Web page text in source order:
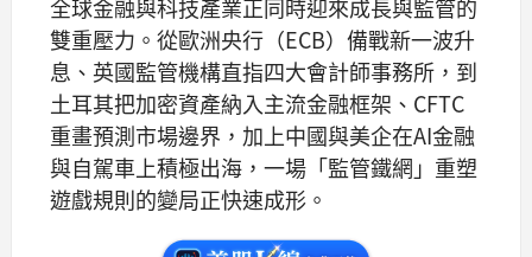
全球金融與科技產業正同時迎來成長與監管的
雙重壓力。從歐洲央行（ECB）備戰新一波升
息、英國監管機構直指四大會計師事務所，到
土耳其把加密資產納入主流金融框架、CFTC
重畫預測市場邊界，加上中國與美企在AI金融
與自駕車上積極出海，一場「監管鐵網」重塑
遊戲規則的變局正快速成形。